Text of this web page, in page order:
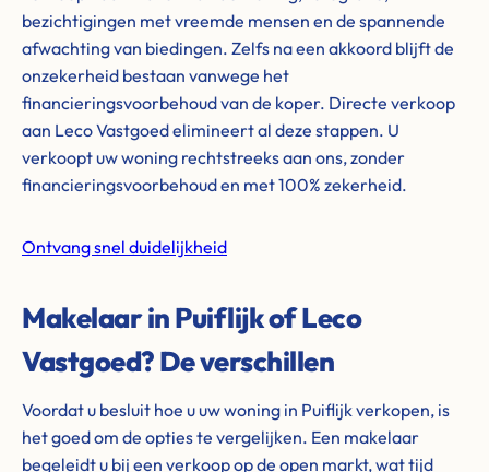
bezichtigingen met vreemde mensen en de spannende
afwachting van biedingen. Zelfs na een akkoord blijft de
onzekerheid bestaan vanwege het
financieringsvoorbehoud van de koper. Directe verkoop
aan Leco Vastgoed elimineert al deze stappen. U
verkoopt uw woning rechtstreeks aan ons, zonder
financieringsvoorbehoud en met 100% zekerheid.
Ontvang snel duidelijkheid
Makelaar in Puiflijk of Leco
Vastgoed? De verschillen
Voordat u besluit hoe u uw woning in Puiflijk verkopen, is
het goed om de opties te vergelijken. Een makelaar
begeleidt u bij een verkoop op de open markt, wat tijd